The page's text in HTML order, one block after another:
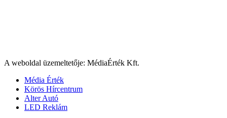
A weboldal üzemeltetője: MédiaÉrték Kft.
Média Érték
Körös Hírcentrum
Alter Autó
LED Reklám